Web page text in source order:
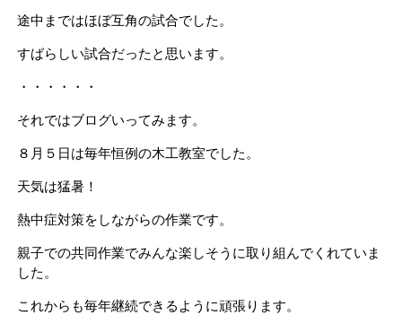
途中まではほぼ互角の試合でした。
すばらしい試合だったと思います。
・・・・・・
それではブログいってみます。
８月５日は毎年恒例の木工教室でした。
天気は猛暑！
熱中症対策をしながらの作業です。
親子での共同作業でみんな楽しそうに取り組んでくれていま
した。
これからも毎年継続できるように頑張ります。